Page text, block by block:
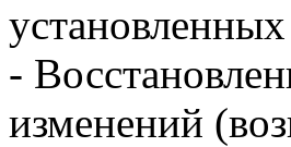
-
изменений